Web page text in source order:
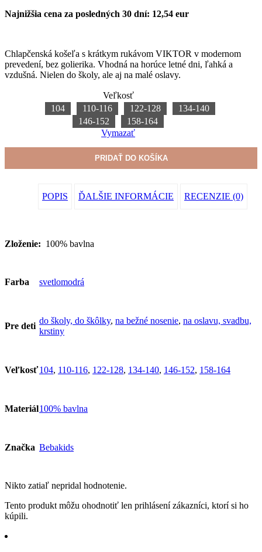
Najnižšia cena za posledných 30 dní: 12,54 eur
Chlapčenská košeľa s krátkym rukávom VIKTOR v modernom
prevedení, bez golierika. Vhodná na horúce letné dni, ľahká a
vzdušná. Nielen do školy, ale aj na malé oslavy.
Veľkosť
104
110-116 122-128
134-140
146-152
158-164
Vymazať
PRIDAŤ DO KOŠÍKA
POPIS ĎALŠIE INFORMÁCIE RECENZIE (0)
Zloženie: 100% bavlna
Farba svetlomodrá
Pre deti
do školy, do škôlky, na bežné nosenie, na oslavu, svadbu,
krstiny
Veľkosť104, 110-116, 122-128, 134-140, 146-152, 158-164
Materiál100% bavlna
Značka Bebakids
Nikto zatiaľ nepridal hodnotenie.
Tento produkt môžu ohodnotiť len prihlásení zákazníci, ktorí si ho
kúpili.